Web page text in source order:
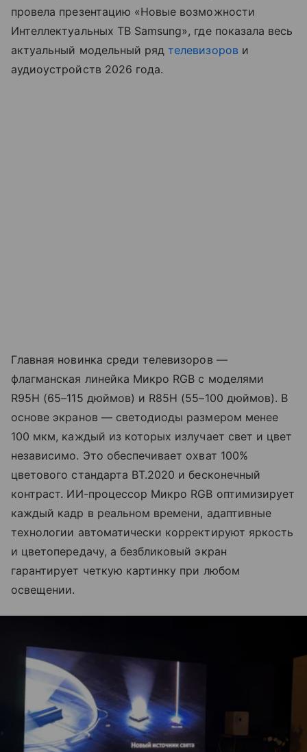
провела презентацию «Новые возможности
Интеллектуальных ТВ Samsung», где показала весь
актуальный модельный рядтелевизоров и
аудиоустройств 2026 года.
Главная новинка среди телевизоров —
флагманская линейка Микро RGB с моделями
R95H (65–115 дюймов) и R85H (55–100 дюймов). В
основе экранов — светодиоды размером менее
100 мкм, каждый из которых излучает свет и цвет
независимо. Это обеспечивает охват 100%
цветового стандарта BT.2020 и бесконечный
контраст. ИИ-процессор Микро RGB оптимизирует
каждый кадр в реальном времени, адаптивные
технологии автоматически корректируют яркость
и цветопередачу, а безбликовый экран
гарантирует четкую картинку при любом
освещении.